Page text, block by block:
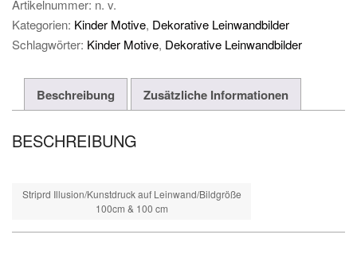
Artikelnummer: n. v.
Kategorien: Kinder Motive, Dekorative Leinwandbilder
Schlagwörter: Kinder Motive, Dekorative Leinwandbilder
Beschreibung Zusätzliche Informationen
BESCHREIBUNG
Striprd Illusion/Kunstdruck auf Leinwand/Bildgröße
100cm & 100 cm